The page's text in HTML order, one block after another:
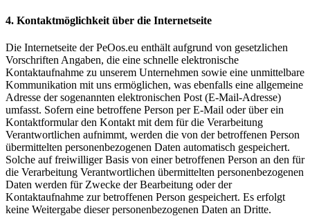
4. Kontaktmöglichkeit über die Internetseite
Die Internetseite der PeOos.eu enthält aufgrund von gesetzlichen
Vorschriften Angaben, die eine schnelle elektronische
Kontaktaufnahme zu unserem Unternehmen sowie eine unmittelbare
Kommunikation mit uns ermöglichen, was ebenfalls eine allgemeine
Adresse der sogenannten elektronischen Post (E-Mail-Adresse)
umfasst. Sofern eine betroffene Person per E-Mail oder über ein
Kontaktformular den Kontakt mit dem für die Verarbeitung
Verantwortlichen aufnimmt, werden die von der betroffenen Person
übermittelten personenbezogenen Daten automatisch gespeichert.
Solche auf freiwilliger Basis von einer betroffenen Person an den für
die Verarbeitung Verantwortlichen übermittelten personenbezogenen
Daten werden für Zwecke der Bearbeitung oder der
Kontaktaufnahme zur betroffenen Person gespeichert. Es erfolgt
keine Weitergabe dieser personenbezogenen Daten an Dritte.